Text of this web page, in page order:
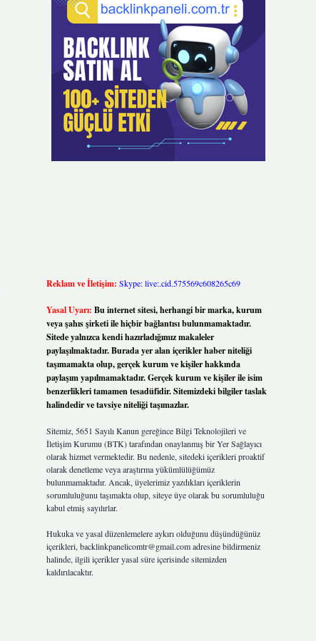
Reklam ve İletişim: Skype: live:.cid.575569c608265c69
Yasal Uyarı: Bu internet sitesi, herhangi bir marka, kurum
veya şahıs şirketi ile hiçbir bağlantısı bulunmamaktadır.
Sitede yalnızca kendi hazırladığımız makaleler
paylaşılmaktadır. Burada yer alan içerikler haber niteliği
taşımamakta olup, gerçek kurum ve kişiler hakkında
paylaşım yapılmamaktadır. Gerçek kurum ve kişiler ile isim
benzerlikleri tamamen tesadüfidir. Sitemizdeki bilgiler taslak
halindedir ve tavsiye niteliği taşımazlar.
Sitemiz, 5651 Sayılı Kanun gereğince Bilgi Teknolojileri ve
İletişim Kurumu (BTK) tarafından onaylanmış bir Yer Sağlayıcı
olarak hizmet vermektedir. Bu nedenle, sitedeki içerikleri proaktif
olarak denetleme veya araştırma yükümlülüğümüz
bulunmamaktadır. Ancak, üyelerimiz yazdıkları içeriklerin
sorumluluğunu taşımakta olup, siteye üye olarak bu sorumluluğu
kabul etmiş sayılırlar.
Hukuka ve yasal düzenlemelere aykırı olduğunu düşündüğünüz
içerikleri, backlinkpanelicomtr@gmail.comadresine bildirmeniz
halinde, ilgili içerikler yasal süre içerisinde sitemizden
kaldırılacaktır.